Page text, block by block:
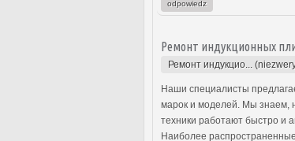
odpowiedz
Ремонт индукционных
Ремонт индукцио...
Наши специалисты
марок и моделей. Мы знаем,
техники работают быстро и
Наиболее